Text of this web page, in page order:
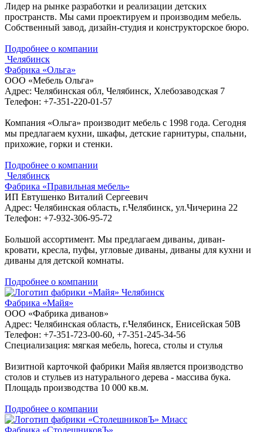
Лидер на рынке разработки и реализации детских
пространств. Мы сами проектируем и производим мебель.
Собственный завод, дизайн-студия и конструкторское бюро.
Подробнее о компании
Челябинск
Фабрика «Ольга»
ООО «Мебель Ольга»
Адрес: Челябинская обл, Челябинск, Хлебозаводская 7
Телефон: +7-351-220-01-57
Компания «Ольга» производит мебель с 1998 года. Сегодня
мы предлагаем кухни, шкафы, детские гарнитуры, спальни,
прихожие, горки и стенки.
Подробнее о компании
Челябинск
Фабрика «Правильная мебель»
ИП Евтушенко Виталий Сергеевич
Адрес: Челябинская область, г.Челябинск, ул.Чичерина 22
Телефон: +7-932-306-95-72
Большой ассортимент. Мы предлагаем диваны, диван-
кровати, кресла, пуфы, угловые диваны, диваны для кухни и
диваны для детской комнаты.
Подробнее о компании
Челябинск
Фабрика «Майя»
ООО «Фабрика диванов»
Адрес: Челябинская область, г.Челябинск, Енисейская 50В
Телефон: +7-351-723-00-60, +7-351-245-34-56
Специализация: мягкая мебель, horeca, столы и стулья
Визитной карточкой фабрики Майя является производство
столов и стульев из натурального дерева - массива бука.
Площадь производства 10 000 кв.м.
Подробнее о компании
Миасс
Фабрика «СтолешниковЪ»